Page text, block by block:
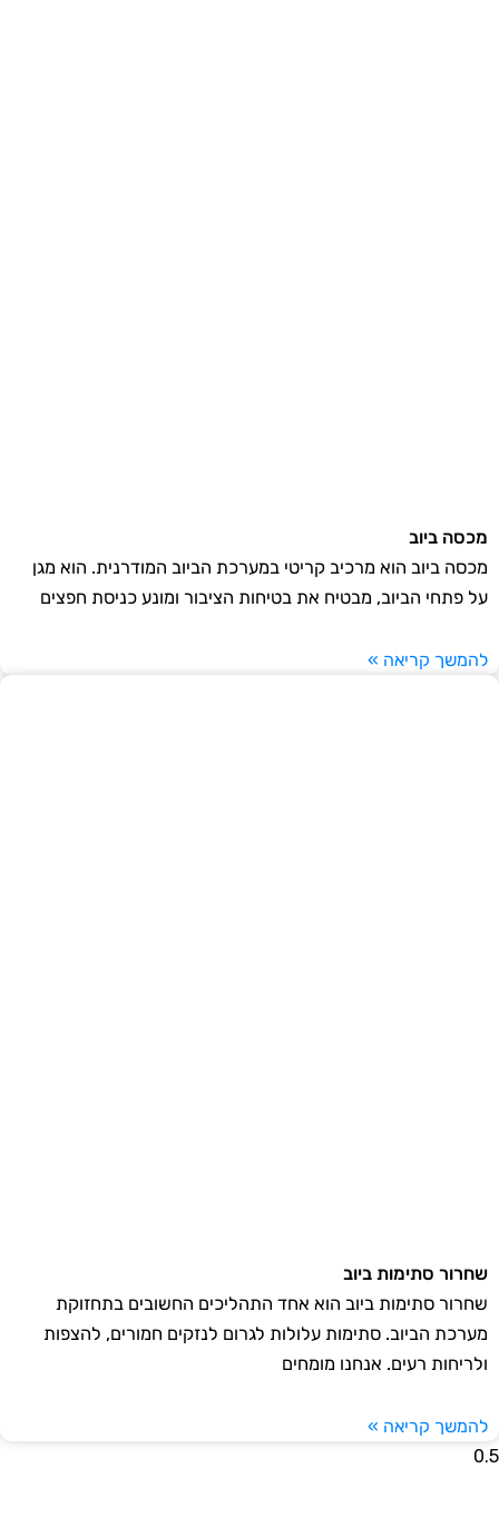
ביוב
ביוב הוא מרכיב קריטי במערכת הביוב המודרנית. הוא מגן
פתחי הביוב, מבטיח את בטיחות הציבור ומונע כניסת חפצים
קריאה »
סתימות ביוב
סתימות ביוב הוא אחד התהליכים החשובים בתחזוקת
הביוב. סתימות עלולות לגרום לנזקים חמורים, להצפות
רעים. אנחנו מומחים
קריאה »